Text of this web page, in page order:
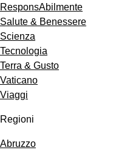
ResponsAbilmente
Salute & Benessere
Scienza
Tecnologia
Terra & Gusto
Vaticano
Viaggi
Regioni
Abruzzo